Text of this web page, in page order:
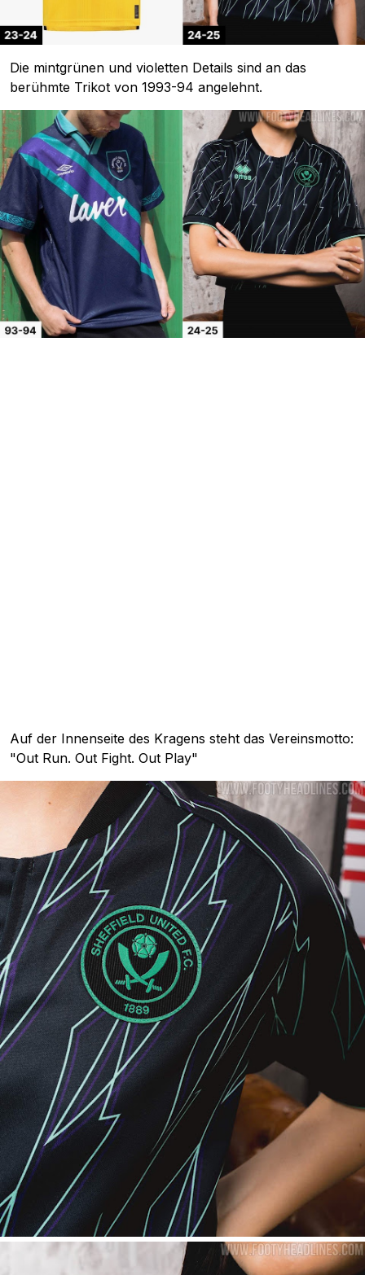
Die mintgrünen und violetten Details sind an das
berühmte Trikot von 1993-94 angelehnt.
Auf der Innenseite des Kragens steht das Vereinsmotto:
"Out Run. Out Fight. Out Play"